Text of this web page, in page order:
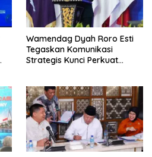
Wamendag Dyah Roro Esti
Tegaskan Komunikasi
Strategis Kunci Perkuat